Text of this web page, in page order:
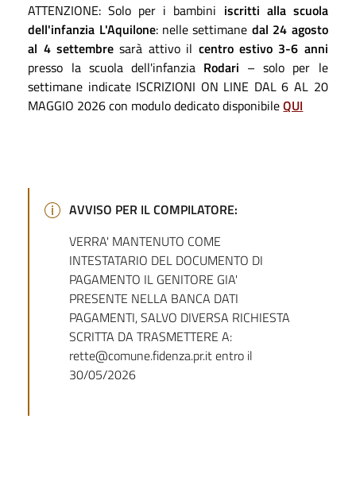
ATTENZIONE: Solo per i bambini iscritti alla scuola
dell'infanzia L'Aquilone: nelle settimane dal 24 agosto
al 4settembre sarà attivo il centro estivo 3-6 anni
presso la scuola dell'infanzia Rodari – solo per le
settimane indicate ISCRIZIONI ON LINE DAL 6 AL 20
MAGGIO 2026 con modulo dedicato disponibileQUI
AVVISO PER IL COMPILATORE:
VERRA' MANTENUTO COME
INTESTATARIO DEL DOCUMENTO DI
PAGAMENTO IL GENITORE GIA'
PRESENTE NELLA BANCA DATI
PAGAMENTI, SALVO DIVERSA RICHIESTA
SCRITTA DA TRASMETTERE A:
rette@comune.fidenza.pr.it entro il
30/05/2026